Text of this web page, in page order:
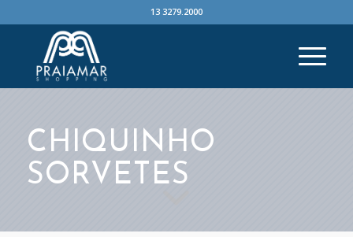
13 3279.2000
CHIQUINHO
SORVETES